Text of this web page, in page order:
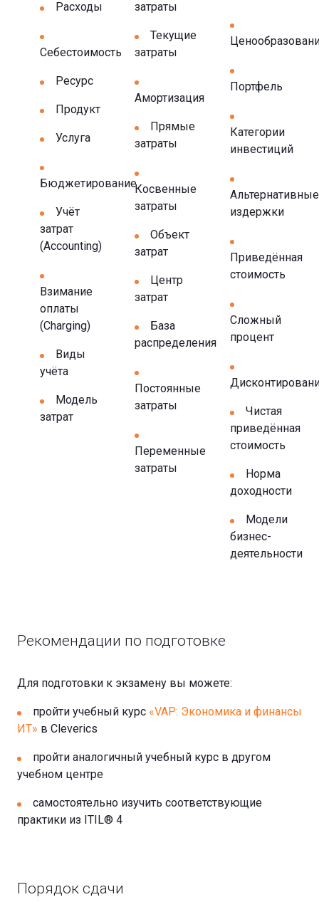
Расходы
Себестоимость
Ресурс
Продукт
Услуга
Бюджетирование
Учёт
затрат
(Accounting)
Взимание
оплаты
(Charging)
Виды
учёта
Модель
затрат
затраты
Текущие
затраты
Амортизация
Прямые
затраты
Косвенные
затраты
Объект
затрат
Центр
затрат
База
распределения
Постоянные
затраты
Переменные
затраты
Портфель
Категории
инвестиций
Альтернативные
издержки
Приведённая
стоимость
Сложный
процент
Чистая
приведённая
стоимость
Норма
доходности
Модели
бизнес-
деятельности
Рекомендации по подготовке
Для подготовки к экзамену вы можете:
пройти учебный курс «VAP: Экономика и финансы
ИТ» в Cleverics
пройти аналогичный учебный курс в другом
учебном центре
самостоятельно изучить соответствующие
практики из ITIL® 4
Порядок сдачи